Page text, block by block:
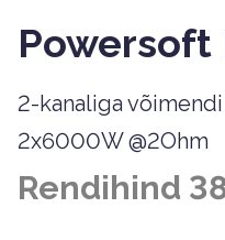
Powersoft
2-kanaliga võimendi
2x6000W @2Ohm
Rendihind